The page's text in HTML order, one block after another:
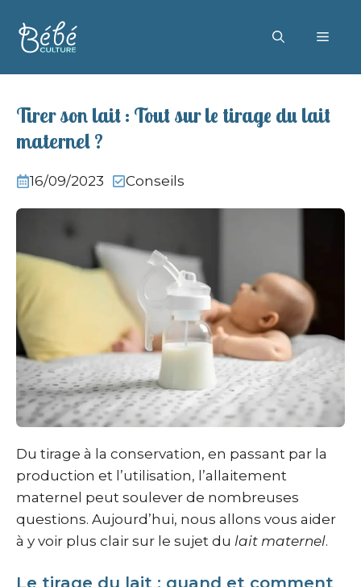
contenu
Tirer son lait : Tout sur le tirage du lait
maternel ?
16/09/2023 Conseils
Du tirage à la conservation, en passant par la
production et l’utilisation, l’allaitement
maternel peut soulever de nombreuses
questions. Aujourd’hui, nous allons vous aider
à y voir plus clair sur le sujet du lait maternel.
Le tirage du lait : quand et comment